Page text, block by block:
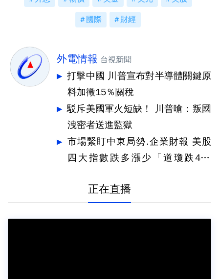
國際 財經
外電情報 台視新聞
打擊中國 川普宣布對半導體關鍵原
料加徵15％關稅
駁斥美國軍火短缺！ 川普嗆：叛國
洩密者送進監獄
市場緊盯中東局勢.企業財報 美股
四大指數跌多漲少「道瓊跌464
正在直播